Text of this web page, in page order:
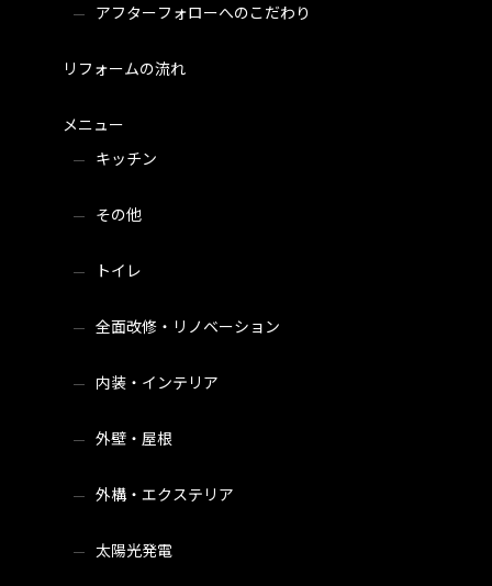
アフターフォローへのこだわり
リフォームの流れ
メニュー
キッチン
その他
トイレ
全面改修・リノベーション
内装・インテリア
外壁・屋根
外構・エクステリア
太陽光発電